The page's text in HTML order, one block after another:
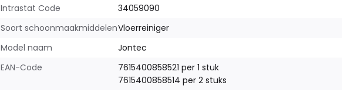
Intrastat Code
34059090
Soort schoonmaakmiddelenVloerreiniger
Model naam
Jontec
EAN-Code
7615400858521 per 1 stuk
7615400858514 per 2 stuks